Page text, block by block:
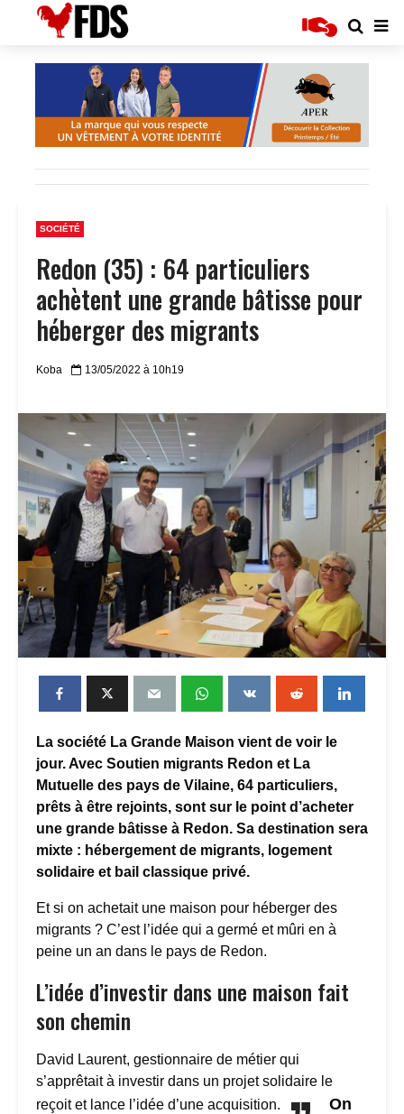
SOCIÉTÉ
Redon (35) : 64 particuliers
achètent une grande bâtisse pour
héberger des migrants
Koba 13/05/2022 à 10h19
​La société La Grande Maison vient de voir le
jour. Avec Soutien migrants Redon et La
Mutuelle des pays de Vilaine, 64 particuliers,
prêts à être rejoints, sont sur le point d’acheter
une grande bâtisse à Redon. Sa destination sera
mixte : hébergement de migrants, logement
solidaire et bail classique privé.
Et si on achetait une maison pour héberger des
migrants ? C’est l’idée qui a germé et mûri en à
peine un an dans le pays de Redon.
L’idée d’investir dans une maison fait
son chemin
David Laurent, gestionnaire de métier qui
s’apprêtait à investir dans un projet solidaire le
reçoit et lance l’idée d’une acquisition.
On